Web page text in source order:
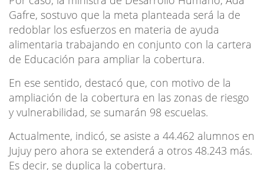
Gafre, sostuvo que la meta planteada será la de
redoblar los esfuerzos en materia de ayuda
alimentaria trabajando en conjunto con la cartera
de Educación para ampliar la cobertura.
En ese sentido, destacó que, con motivo de la
ampliación de la cobertura en las zonas de riesgo
y vulnerabilidad, se sumarán 98 escuelas.
Actualmente, indicó, se asiste a 44.462 alumnos en
Jujuy pero ahora se extenderá a otros 48.243 más.
Es decir, se duplica la cobertura.